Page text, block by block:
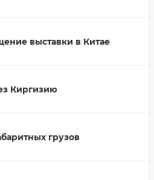
выставки в Китае
Киргизию
грузов